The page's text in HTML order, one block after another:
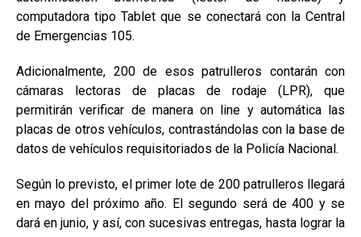
computadora tipo Tablet que se conectará con la Central
de Emergencias 105.
Adicionalmente, 200 de esos patrulleros contarán con
cámaras lectoras de placas de rodaje (LPR), que
permitirán verificar de manera on line y automática las
placas de otros vehículos, contrastándolas con la base de
datos de vehículos requisitoriados de la Policía Nacional.
Según lo previsto, el primer lote de 200 patrulleros llegará
en mayo del próximo año. El segundo será de 400 y se
dará en junio, y así, con sucesivas entregas, hasta lograr la